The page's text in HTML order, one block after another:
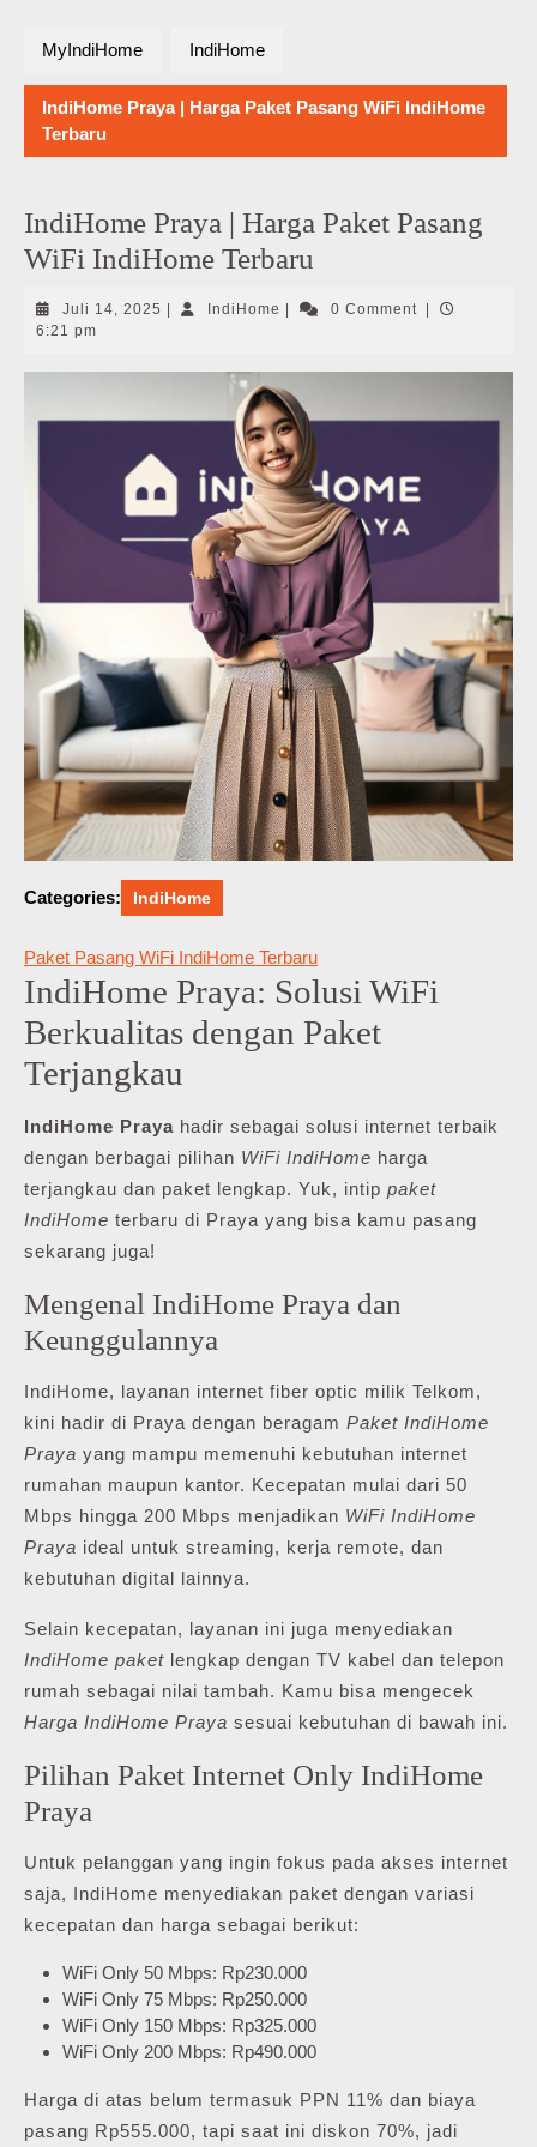
MyIndiHome IndiHome
IndiHome Praya | Harga Paket Pasang WiFi IndiHome
Terbaru
IndiHome Praya | Harga Paket Pasang
WiFi IndiHome Terbaru
Juli 14, 2025 Juli
IndiHome IndiHome0 Comment
6:21 pm
Categories: IndiHome
Paket Pasang WiFi IndiHome Terbaru
IndiHome Praya: Solusi WiFi
Berkualitas dengan Paket
Terjangkau
IndiHome Praya hadir sebagai solusi internet terbaik
dengan berbagai pilihan WiFi IndiHome harga
terjangkau dan paket lengkap. Yuk, intip paket
IndiHome terbaru di Praya yang bisa kamu pasang
sekarang juga!
Mengenal IndiHome Praya dan
Keunggulannya
IndiHome, layanan internet fiber optic milik Telkom,
kini hadir di Praya dengan beragam Paket IndiHome
Praya yang mampu memenuhi kebutuhan internet
rumahan maupun kantor. Kecepatan mulai dari 50
Mbps hingga 200 Mbps menjadikan WiFi IndiHome
Praya ideal untuk streaming, kerja remote, dan
kebutuhan digital lainnya.
Selain kecepatan, layanan ini juga menyediakan
IndiHome paket lengkap dengan TV kabel dan telepon
rumah sebagai nilai tambah. Kamu bisa mengecek
Harga IndiHome Praya sesuai kebutuhan di bawah ini.
Pilihan Paket Internet Only IndiHome
Praya
Untuk pelanggan yang ingin fokus pada akses internet
saja, IndiHome menyediakan paket dengan variasi
kecepatan dan harga sebagai berikut:
WiFi Only 50 Mbps: Rp230.000
WiFi Only 75 Mbps: Rp250.000
WiFi Only 150 Mbps: Rp325.000
WiFi Only 200 Mbps: Rp490.000
Harga di atas belum termasuk PPN 11% dan biaya
pasang Rp555.000, tapi saat ini diskon 70%, jadi